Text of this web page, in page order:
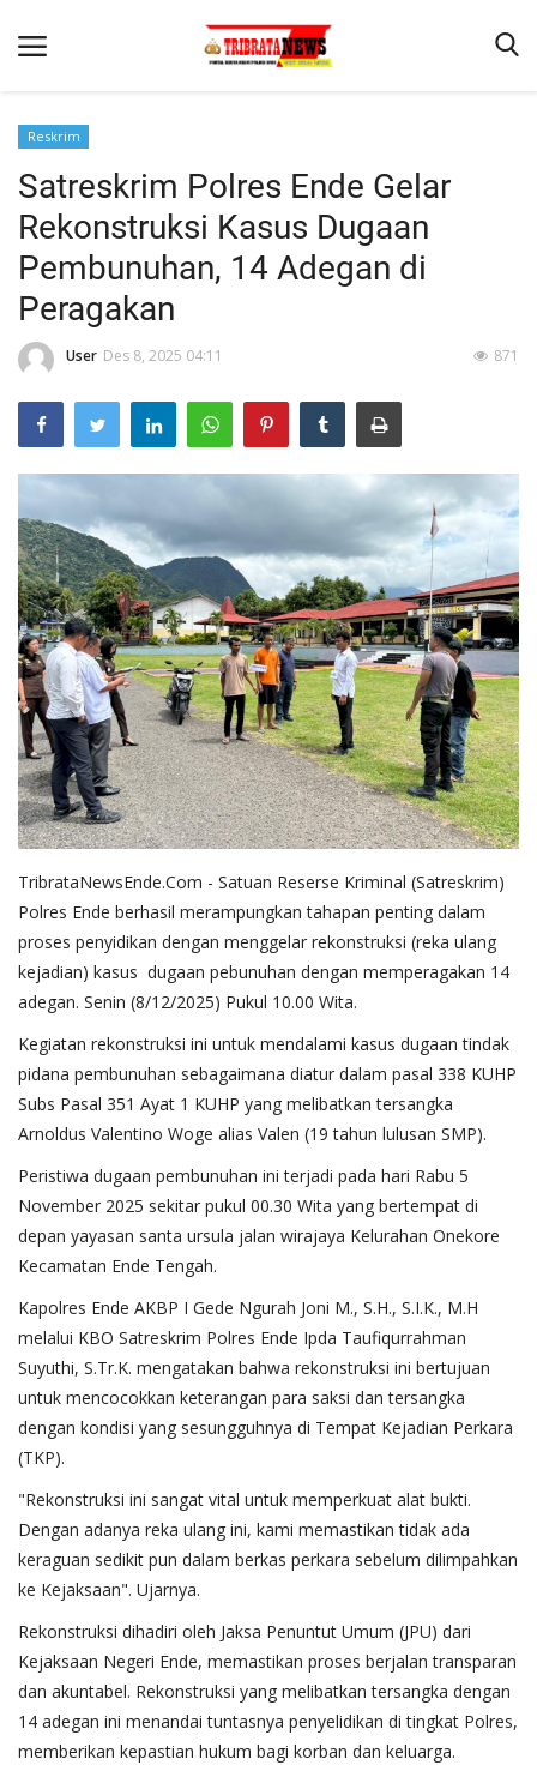
Beranda
Terms & Conditions
Binkam
Lantas
Mitra Polisi
Reskrim
Satreskrim Polres Ende Gelar
Rekonstruksi Kasus Dugaan
Pembunuhan, 14 Adegan di
Peragakan
User Des 8, 2025 04:11 871
TribrataNewsEnde.Com - Satuan Reserse Kriminal (Satreskrim)
Polres Ende berhasil merampungkan tahapan penting dalam
proses penyidikan dengan menggelar rekonstruksi (reka ulang
kejadian) kasus dugaan pebunuhan dengan memperagakan 14
adegan. Senin (8/12/2025) Pukul 10.00 Wita.
​Kegiatan rekonstruksi ini untuk mendalami kasus dugaan tindak
pidana pembunuhan sebagaimana diatur dalam pasal 338 KUHP
Subs Pasal 351 Ayat 1 KUHP yang melibatkan tersangka
Arnoldus Valentino Woge alias Valen (19 tahun lulusan SMP).
Peristiwa dugaan pembunuhan ini terjadi pada hari Rabu 5
November 2025 sekitar pukul 00.30 Wita yang bertempat di
depan yayasan santa ursula jalan wirajaya Kelurahan Onekore
Kecamatan Ende Tengah.
Kapolres Ende AKBP I Gede Ngurah Joni M., S.H., S.I.K., M.H
melalui KBO Satreskrim Polres Ende Ipda Taufiqurrahman
Suyuthi, S.Tr.K. mengatakan bahwa rekonstruksi ini bertujuan
untuk mencocokkan keterangan para saksi dan tersangka
dengan kondisi yang sesungguhnya di Tempat Kejadian Perkara
(TKP).
​"Rekonstruksi ini sangat vital untuk memperkuat alat bukti.
Dengan adanya reka ulang ini, kami memastikan tidak ada
keraguan sedikit pun dalam berkas perkara sebelum dilimpahkan
ke Kejaksaan". Ujarnya.
​Rekonstruksi dihadiri oleh Jaksa Penuntut Umum (JPU) dari
Kejaksaan Negeri Ende, memastikan proses berjalan transparan
dan akuntabel. Rekonstruksi yang melibatkan tersangka dengan
14 adegan ini menandai tuntasnya penyelidikan di tingkat Polres,
memberikan kepastian hukum bagi korban dan keluarga.